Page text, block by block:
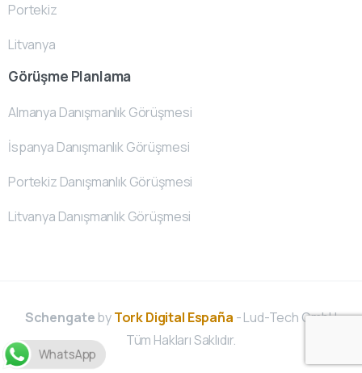
Portekiz
Litvanya
Görüşme Planlama
Almanya Danışmanlık Görüşmesi
İspanya Danışmanlık Görüşmesi
Portekiz Danışmanlık Görüşmesi
Litvanya Danışmanlık Görüşmesi
SchengatebyTork Digital España - Lud-Tech GmbH
Tüm Hakları Saklıdır.
WhatsApp